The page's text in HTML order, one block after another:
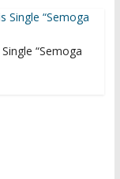
“Semoga